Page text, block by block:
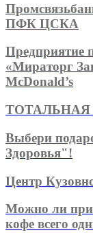
ПФК ЦСКА
Предприятие
«Мираторг
McDonald’s
ТОТАЛЬНАЯ
Выбери
Здоровья"!
Центр
Можно ли
кофе всего